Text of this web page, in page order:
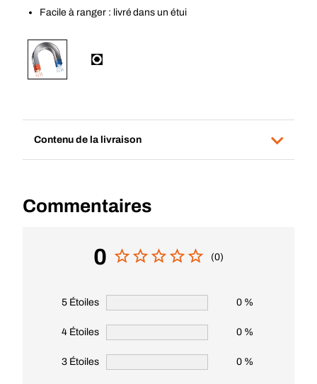
Facile à ranger : livré dans un étui
Contenu de la livraison
Commentaires
0 (0)
5 Étoiles 0 %
4 Étoiles 0 %
3 Étoiles 0 %